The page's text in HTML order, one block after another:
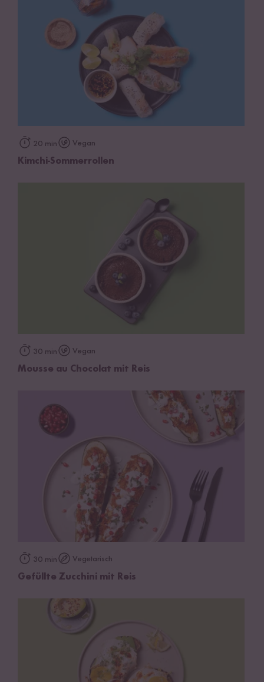
20 min Vegan
Kimchi-Sommerrollen
30 min Vegan
Mousse au Chocolat mit Reis
30 min Vegetarisch
Gefüllte Zucchini mit Reis